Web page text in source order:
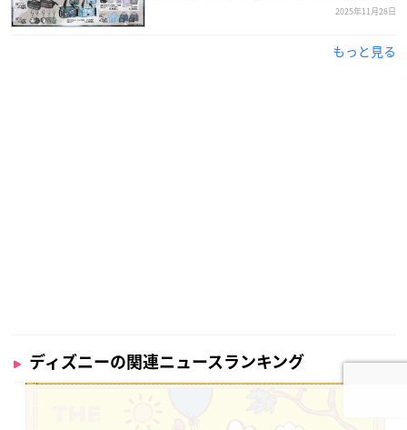
2025年11月28日
もっと見る
ディズニーの関連ニュースランキング